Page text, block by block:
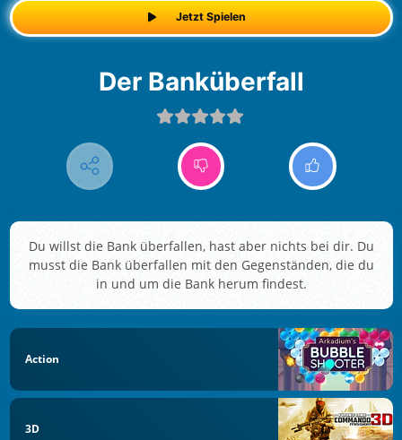
Jetzt Spielen
Der Banküberfall
Du willst die Bank überfallen, hast aber nichts bei dir. Du
musst die Bank überfallen mit den Gegenständen, die du
in und um die Bank herum findest.
Action
3D